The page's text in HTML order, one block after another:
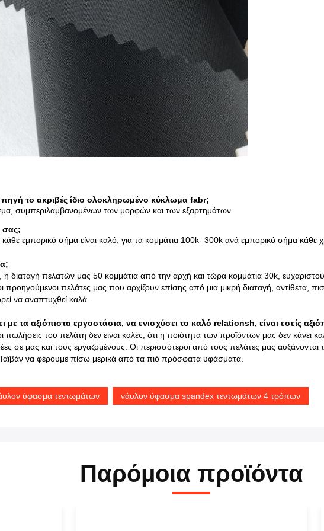
πηγή το ακριβές ίδιο ολοκληρωμένο κύκλωμα fabr;
συμπεριλαμβανομένων των μορφών και των εξαρτημάτων
σας;
εμπορικό σήμα είναι καλό, για τα κομμάτια 100k- 300k ανά εμπορικό σήμα κάθε
η διαταγή πελατών μας 50 κομμάτια από την αρχή και τώρα κομμάτια 30k,
προηγούμενοι πελάτες μας που αρχίζουν επίσης από μια μικρή διαταγή, αντίθετα,
να αναπτυχθεί καλά.
με τα αξιόπιστα εργοστάσια, να ενισχύσει το καλό relationsh, είναι εσείς
του πελάτη δεν είναι καλές, ότι η ποιότητα των προϊόντων μας δεν κάνει
σε μας και τους εργαζομένους. Οι περισσότεροι από τους πελάτες μας
να φέρουμε πίσω μερικά από τα πιό πρόσφατα υφάσματα.
ύφασμα τεντωμάτων νάυλον ύφασμα spandex τεντωμάτων 4 τρόπων
Παρόμοια προϊόντα